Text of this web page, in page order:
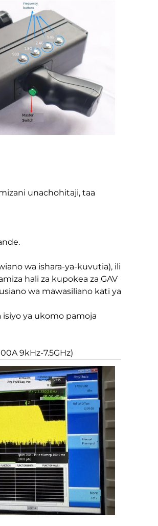
unachohitaji, taa
wa ishara-ya-kuvutia), ili
hali za kupokea za GAV
wa mawasiliano kati ya
ya ukomo pamoja
9kHz-7.5GHz)